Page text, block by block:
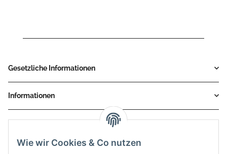
Wie wir Cookies & Co nutzen
Gesetzliche Informationen
Informationen